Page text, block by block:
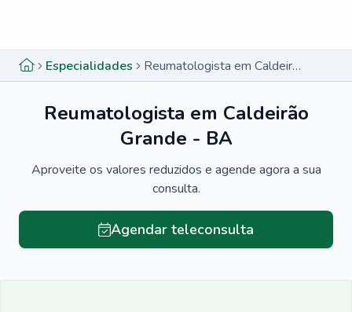
Especialidades Reumatologista em Caldeirão Grande - BA
Reumatologista em Caldeirão
Grande - BA
Aproveite os valores reduzidos e agende agora a sua
consulta.
Agendar teleconsulta